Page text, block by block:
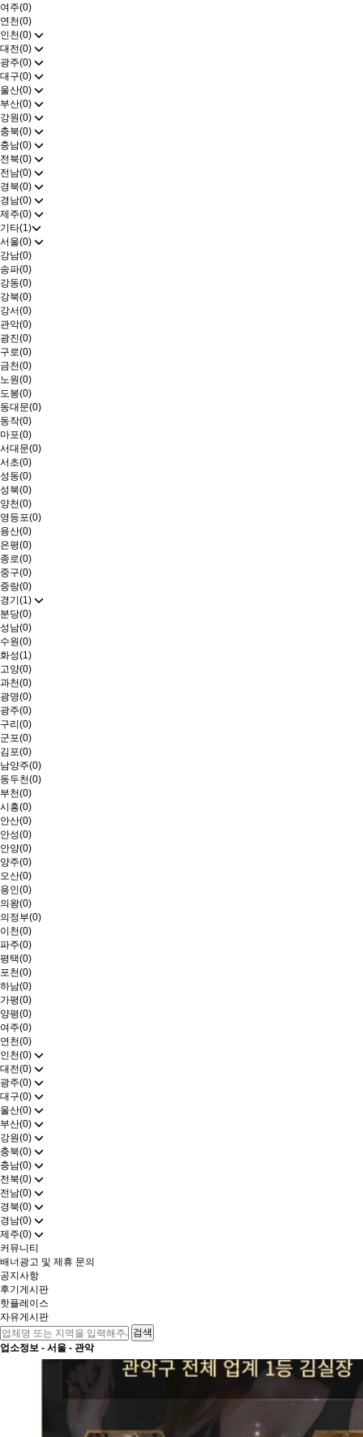
여주(0)
연천(0)
인천(0)
대전(0)
광주(0)
대구(0)
울산(0)
부산(0)
강원(0)
충북(0)
충남(0)
전북(0)
전남(0)
경북(0)
경남(0)
제주(0)
기타(1)
서울(0)
강남(0)
송파(0)
강동(0)
강북(0)
강서(0)
관악(0)
광진(0)
구로(0)
금천(0)
노원(0)
도봉(0)
동대문(0)
동작(0)
마포(0)
서대문(0)
서초(0)
성동(0)
성북(0)
양천(0)
영등포(0)
용산(0)
은평(0)
종로(0)
중구(0)
중랑(0)
경기(1)
분당(0)
성남(0)
수원(0)
화성(1)
고양(0)
과천(0)
광명(0)
광주(0)
구리(0)
군포(0)
김포(0)
남양주(0)
동두천(0)
부천(0)
시흥(0)
안산(0)
안성(0)
안양(0)
양주(0)
오산(0)
용인(0)
의왕(0)
의정부(0)
이천(0)
파주(0)
평택(0)
포천(0)
하남(0)
가평(0)
양평(0)
여주(0)
연천(0)
인천(0)
대전(0)
광주(0)
대구(0)
울산(0)
부산(0)
강원(0)
충북(0)
충남(0)
전북(0)
전남(0)
경북(0)
경남(0)
제주(0)
커뮤니티
배너광고 및 제휴 문의
공지사항
후기게시판
핫플레이스
자유게시판
업소정보 - 서울 - 관악